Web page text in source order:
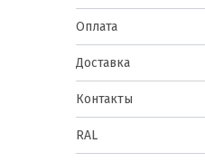
Оплата
Доставка
Контакты
RAL